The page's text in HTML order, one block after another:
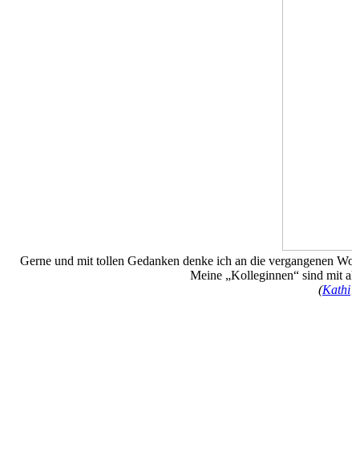
Gerne und mit tollen Gedanken denke ich an die vergangenen
Meine „Kolleginnen“ sind mit
(Kathi